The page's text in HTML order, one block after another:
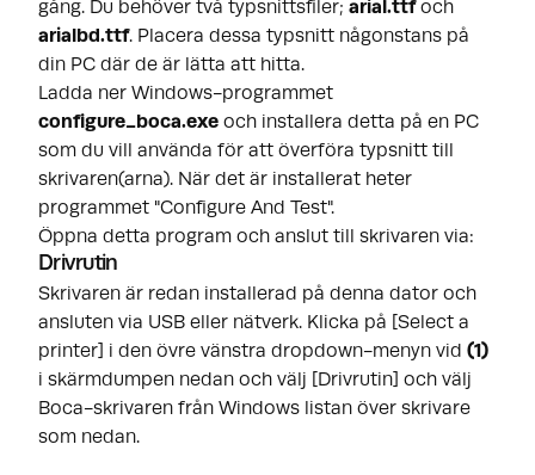
gång. Du behöver två typsnittsfiler; arial.ttfoch
arialbd.ttf. Placera dessa typsnitt någonstans på
din PC där de är lätta att hitta.
Ladda ner Windows-programmet
configure_boca.exe och installera detta på en PC
som du vill använda för att överföra typsnitt till
skrivaren(arna). När det är installerat heter
programmet "Configure And Test".
Öppna detta program och anslut till skrivaren via:
Drivrutin
Skrivaren är redan installerad på denna dator och
ansluten via USB eller nätverk. Klicka på [Select a
printer] i den övre vänstra dropdown-menyn vid (1)
i skärmdumpen nedan och välj [Drivrutin] och välj
Boca-skrivaren från Windows listan över skrivare
som nedan.